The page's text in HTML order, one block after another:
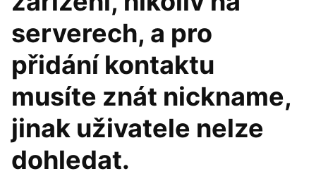
serverech, a pro
přidání kontaktu
musíte znát nickname,
jinak uživatele nelze
dohledat.